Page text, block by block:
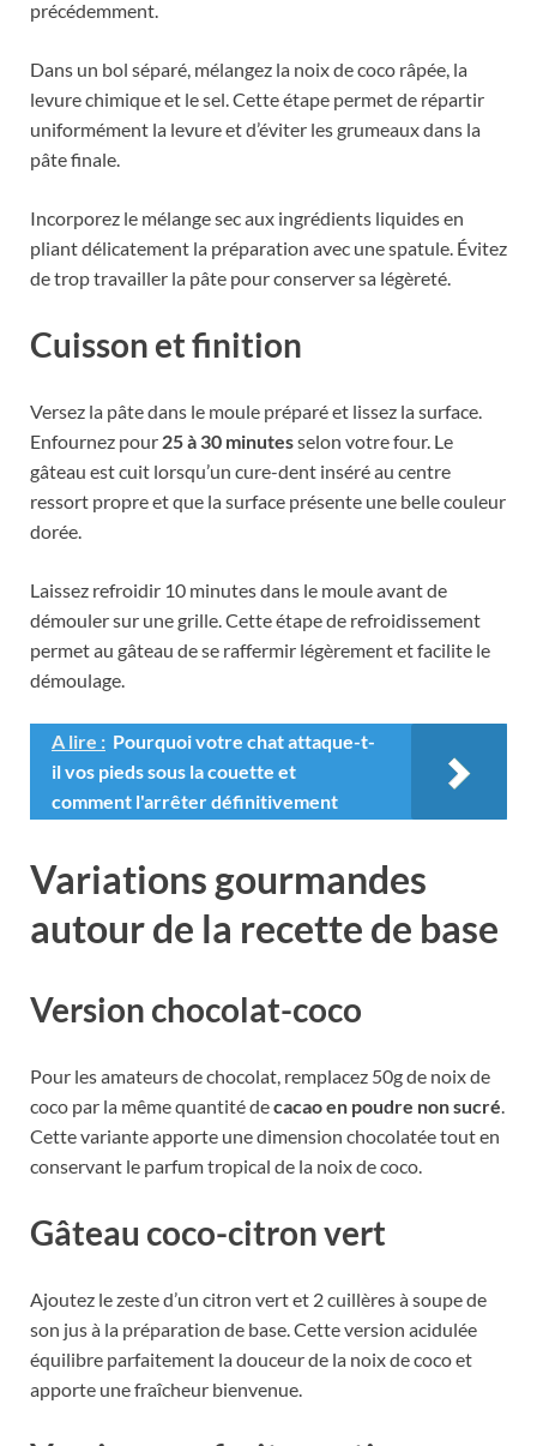
précédemment.
Dans un bol séparé, mélangez la noix de coco râpée, la
levure chimique et le sel. Cette étape permet de répartir
uniformément la levure et d’éviter les grumeaux dans la
pâte finale.
Incorporez le mélange sec aux ingrédients liquides en
pliant délicatement la préparation avec une spatule. Évitez
de trop travailler la pâte pour conserver sa légèreté.
Cuisson et finition
Versez la pâte dans le moule préparé et lissez la surface.
Enfournez pour 25 à 30 minutesselon votre four. Le
gâteau est cuit lorsqu’un cure-dent inséré au centre
ressort propre et que la surface présente une belle couleur
dorée.
Laissez refroidir 10 minutes dans le moule avant de
démouler sur une grille. Cette étape de refroidissement
permet au gâteau de se raffermir légèrement et facilite le
démoulage.
A lire : Pourquoi votre chat attaque-t-
il vos pieds sous la couette et
comment l'arrêter définitivement
Variations gourmandes
autour de la recette de base
Version chocolat-coco
Pour les amateurs de chocolat, remplacez 50g de noix de
coco par la même quantité decacao en poudre non sucré.
Cette variante apporte une dimension chocolatée tout en
conservant le parfum tropical de la noix de coco.
Gâteau coco-citron vert
Ajoutez le zeste d’un citron vert et 2 cuillères à soupe de
son jus à la préparation de base. Cette version acidulée
équilibre parfaitement la douceur de la noix de coco et
apporte une fraîcheur bienvenue.